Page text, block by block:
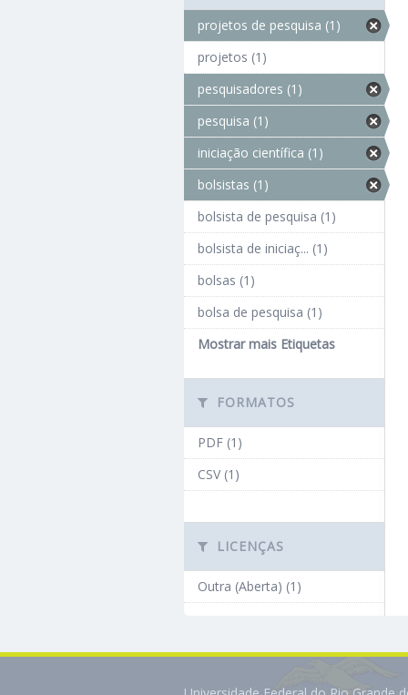
projetos de pesquisa (1)
projetos (1)
pesquisadores (1)
pesquisa (1)
iniciação científica (1)
bolsistas (1)
bolsista de pesquisa (1)
bolsista de iniciaç... (1)
bolsas (1)
bolsa de pesquisa (1)
Mostrar mais Etiquetas
FORMATOS
PDF (1)
CSV (1)
LICENÇAS
Outra (Aberta) (1)